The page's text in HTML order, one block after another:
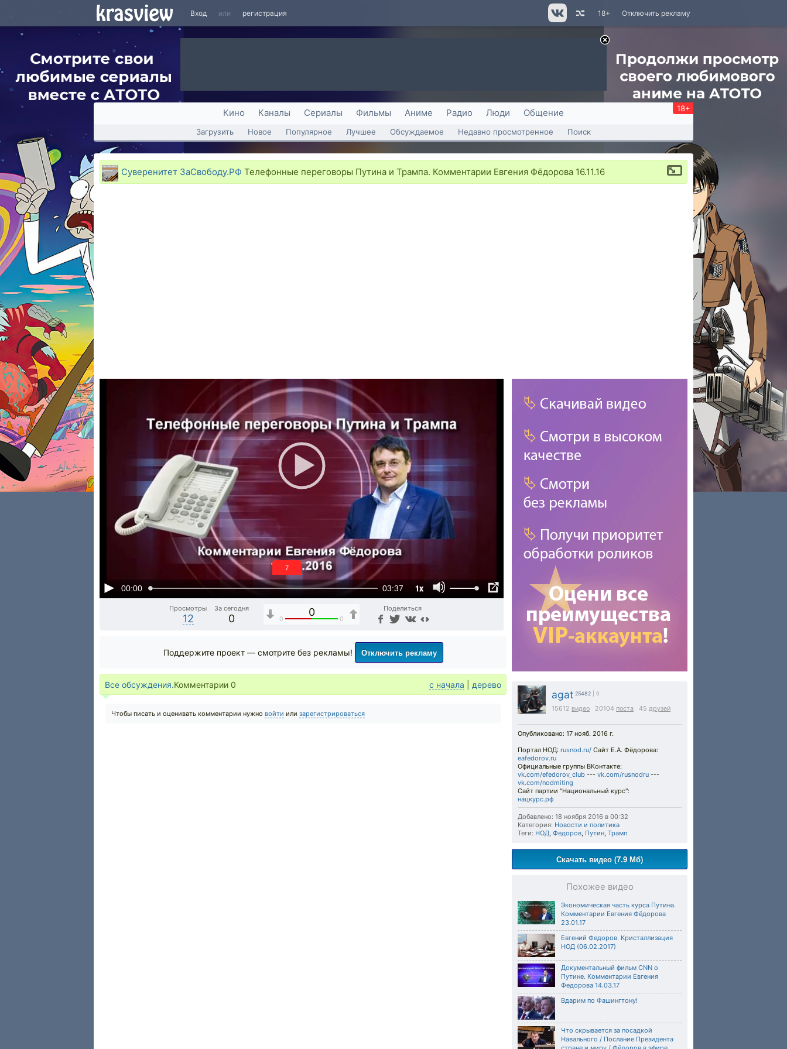
Вход или регистрация Отключить рекламу
18+
Кино Каналы Сериалы Фильмы Аниме Радио Люди Общение 18+
Загрузить Новое Популярное Лучшее Обсуждаемое Недавно просмотренное Поиск
Суверенитет ЗаСвободу.РФ Телефонные переговоры Путина и Трампа. Комментарии Евгения Фёдорова 16.11.16
00:00 03:37 1x
6
Просмотры
12
За сегодня
0
0
0 0
Поделиться
agat 25482 | 0
15612 видео 20104 поста 45 друзей
Опубликовано: 17 нояб. 2016 г.
Портал НОД: rusnod.ru/ Сайт Е.А. Фёдорова:
eafedorov.ru
Официальные группы ВКонтакте:
vk.com/efedorov_club --- vk.com/rusnodru ---
vk.com/nodmiting
Сайт партии "Национальный курс":
нацкурс.рф
Добавлено: 18 ноября 2016 в 00:32
Категория: Новости и политика
Теги: НОД, Федоров, Путин, Трамп
Скачать видео (7.9 Мб)
Похожее видео
Экономическая часть курса Путина.
Комментарии Евгения Фёдорова
23.01.17
Евгений Федоров. Кристаллизация
НОД (06.02.2017)
Документальный фильм CNN о
Путине. Комментарии Евгения
Федорова 14.03.17
Вдарим по Фашингтону!
Что скрывается за посадкой
Навального / Послание Президента
Поддержите проект — смотрите без рекламы! Отключить рекламу
Все обсуждения.Комментарии 0 с начала дерево
Чтобы писать и оценивать комментарии нужно войти или зарегистрироваться